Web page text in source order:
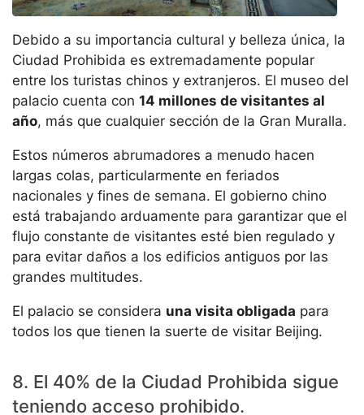
Debido a su importancia cultural y belleza única, la
Ciudad Prohibida es extremadamente popular
entre los turistas chinos y extranjeros. El museo del
palacio cuenta con 14 millones de visitantes al
año, más que cualquier sección de la Gran Muralla.
Estos números abrumadores a menudo hacen
largas colas, particularmente en feriados
nacionales y fines de semana. El gobierno chino
está trabajando arduamente para garantizar que el
flujo constante de visitantes esté bien regulado y
para evitar daños a los edificios antiguos por las
grandes multitudes.
El palacio se considera una visita obligada para
todos los que tienen la suerte de visitar Beijing.
8. El 40% de la Ciudad Prohibida sigue
teniendo acceso prohibido.